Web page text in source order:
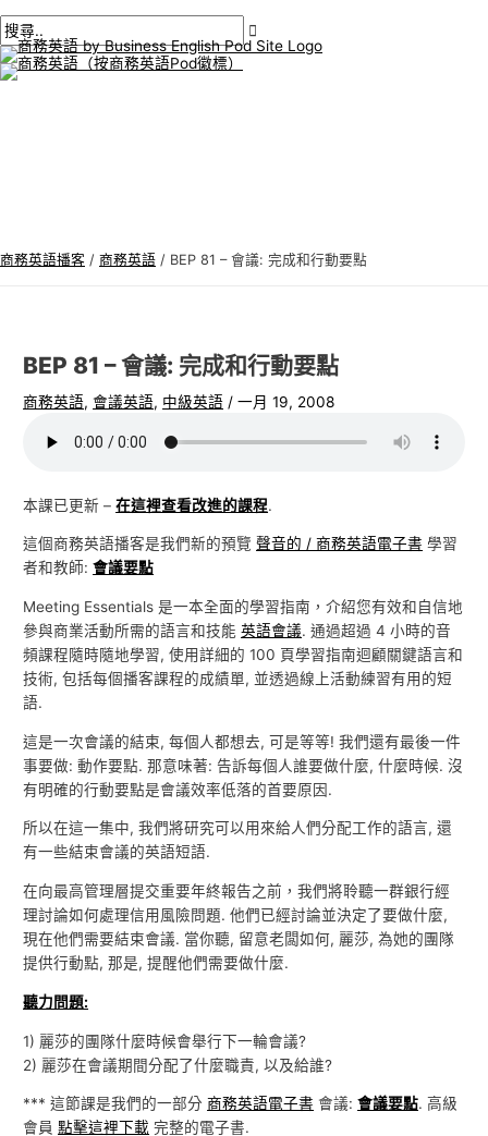
至
內
容
選
商務英語播客 / 商務英語 / BEP 81 – 會議: 完成和行動要點
BEP 81 – 會議: 完成和行動要點
商務英語,會議英語, 中級英語 /一月 19, 2008
本課已更新 –在這裡查看改進的課程.
這個商務英語播客是我們新的預覽聲音的 / 商務英語電子書 學習
者和教師:會議要點
Meeting Essentials 是一本全面的學習指南，介紹您有效和自信地
參與商業活動所需的語言和技能英語會議. 通過超過 4 小時的音
頻課程隨時隨地學習, 使用詳細的 100 頁學習指南迴顧關鍵語言和
技術, 包括每個播客課程的成績單, 並透過線上活動練習有用的短
語.
這是一次會議的結束, 每個人都想去, 可是等等! 我們還有最後一件
事要做: 動作要點. 那意味著: 告訴每個人誰要做什麼, 什麼時候. 沒
有明確的行動要點是會議效率低落的首要原因.
所以在這一集中, 我們將研究可以用來給人們分配工作的語言, 還
有一些結束會議的英語短語.
在向最高管理層提交重要年終報告之前，我們將聆聽一群銀行經
理討論如何處理信用風險問題. 他們已經討論並決定了要做什麼,
現在他們需要結束會議. 當你聽, 留意老闆如何, 麗莎, 為她的團隊
提供行動點, 那是, 提醒他們需要做什麼.
聽力問題:
1) 麗莎的團隊什麼時候會舉行下一輪會議?
2) 麗莎在會議期間分配了什麼職責, 以及給誰?
*** 這節課是我們的一部分商務英語電子書 會議:會議要點. 高級
會員點擊這裡下載 完整的電子書.
文
導
航
此
輸
名
*
子
郵
商
務
英
搜
尋
: